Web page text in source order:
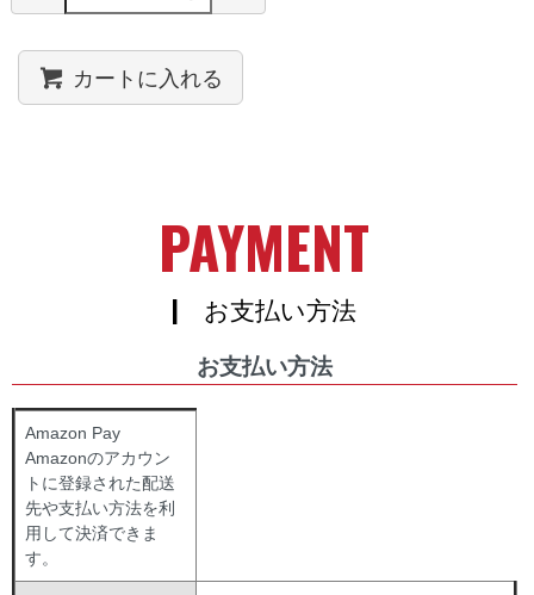
カートに入れる
PAYMENT
| お支払い方法
お支払い方法
Amazon Pay
Amazonのアカウン
トに登録された配送
先や支払い方法を利
用して決済できま
す。